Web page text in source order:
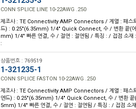
CONN SPLICE LINE 10-22AWG .250
제조사 : TE Connectivity AMP Connectors / 계열 : 패스
드) : 0.25"(6.35mm) 1/4" Quick Connect, 수 / 변환 끝(어
mm) 1/4" 빠른 연결, 수 / 절연 : 절연됨 / 특징 : / 접점 소재
:
상품번호 : 769519
1-321235-1
CONN SPLICE FASTON 10-22AWG .250
제조사 : TE Connectivity AMP Connectors / 계열 : 패스
엔드) : 0.25"(6.35mm) 1/4" Quick Connect, 수 / 변환 끝(
5mm) 1/4" 빠른 연결, 수 / 절연 : 절연됨 / 특징 : / 접점 소